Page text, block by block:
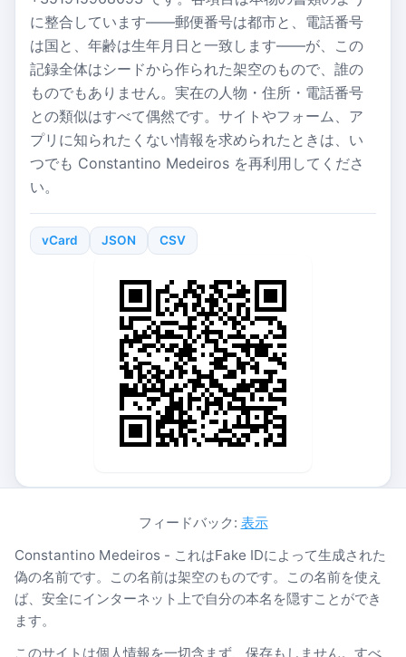
に整合しています——郵便番号は都市と、電話番号
は国と、年齢は生年月日と一致します——が、この
記録全体はシードから作られた架空のもので、誰の
ものでもありません。実在の人物・住所・電話番号
との類似はすべて偶然です。サイトやフォーム、ア
プリに知られたくない情報を求められたときは、い
つでも Constantino Medeiros を再利用してくださ
い。
vCard JSON CSV
フィードバック: 表示
Constantino Medeiros - これはFake IDによって生成された
偽の名前です。この名前は架空のものです。この名前を使え
ば、安全にインターネット上で自分の本名を隠すことができ
ます。
このサイトは個人情報を一切含まず、保存もしません。すべ